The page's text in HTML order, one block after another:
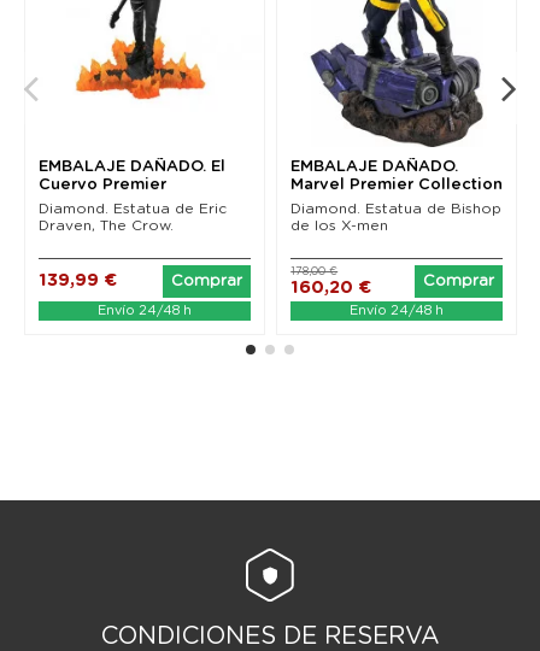
EMBALAJE DAÑADO. El
Cuervo Premier
Collection Estatua Eric...
Diamond. Estatua de Eric
Draven, The Crow.
139,99 € Comprar
Envío 24/48 h
EMBALAJE DAÑADO.
Marvel Premier Collection
Estatua Bishop 30 cm
Diamond. Estatua de Bishop
de los X-men
160,20 €
178,00 €
Comprar
Envío 24/48 h
CONDICIONES DE RESERVA